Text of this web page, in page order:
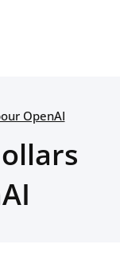
OpenAI